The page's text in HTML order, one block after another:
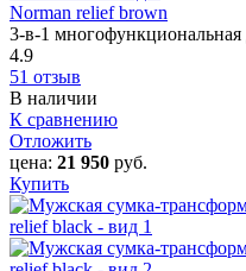
Norman relief brown
3-в-1 многофункциональная
4.9
51 отзыв
В наличии
К сравнению
Отложить
цена: 21 950 руб.
Купить